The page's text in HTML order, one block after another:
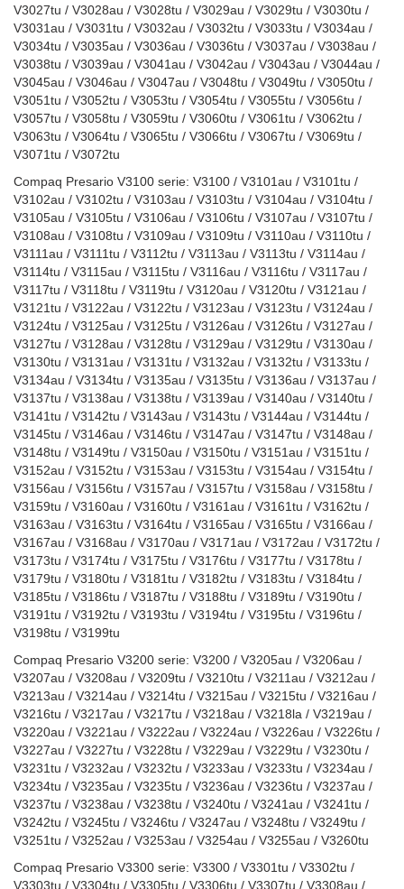
V3027tu / V3028au / V3028tu / V3029au / V3029tu / V3030tu /
V3031au / V3031tu / V3032au / V3032tu / V3033tu / V3034au /
V3034tu / V3035au / V3036au / V3036tu / V3037au / V3038au /
V3038tu / V3039au / V3041au / V3042au / V3043au / V3044au /
V3045au / V3046au / V3047au / V3048tu / V3049tu / V3050tu /
V3051tu / V3052tu / V3053tu / V3054tu / V3055tu / V3056tu /
V3057tu / V3058tu / V3059tu / V3060tu / V3061tu / V3062tu /
V3063tu / V3064tu / V3065tu / V3066tu / V3067tu / V3069tu /
V3071tu / V3072tu
Compaq Presario V3100 serie: V3100 / V3101au / V3101tu /
V3102au / V3102tu / V3103au / V3103tu / V3104au / V3104tu /
V3105au / V3105tu / V3106au / V3106tu / V3107au / V3107tu /
V3108au / V3108tu / V3109au / V3109tu / V3110au / V3110tu /
V3111au / V3111tu / V3112tu / V3113au / V3113tu / V3114au /
V3114tu / V3115au / V3115tu / V3116au / V3116tu / V3117au /
V3117tu / V3118tu / V3119tu / V3120au / V3120tu / V3121au /
V3121tu / V3122au / V3122tu / V3123au / V3123tu / V3124au /
V3124tu / V3125au / V3125tu / V3126au / V3126tu / V3127au /
V3127tu / V3128au / V3128tu / V3129au / V3129tu / V3130au /
V3130tu / V3131au / V3131tu / V3132au / V3132tu / V3133tu /
V3134au / V3134tu / V3135au / V3135tu / V3136au / V3137au /
V3137tu / V3138au / V3138tu / V3139au / V3140au / V3140tu /
V3141tu / V3142tu / V3143au / V3143tu / V3144au / V3144tu /
V3145tu / V3146au / V3146tu / V3147au / V3147tu / V3148au /
V3148tu / V3149tu / V3150au / V3150tu / V3151au / V3151tu /
V3152au / V3152tu / V3153au / V3153tu / V3154au / V3154tu /
V3156au / V3156tu / V3157au / V3157tu / V3158au / V3158tu /
V3159tu / V3160au / V3160tu / V3161au / V3161tu / V3162tu /
V3163au / V3163tu / V3164tu / V3165au / V3165tu / V3166au /
V3167au / V3168au / V3170au / V3171au / V3172au / V3172tu /
V3173tu / V3174tu / V3175tu / V3176tu / V3177tu / V3178tu /
V3179tu / V3180tu / V3181tu / V3182tu / V3183tu / V3184tu /
V3185tu / V3186tu / V3187tu / V3188tu / V3189tu / V3190tu /
V3191tu / V3192tu / V3193tu / V3194tu / V3195tu / V3196tu /
V3198tu / V3199tu
Compaq Presario V3200 serie: V3200 / V3205au / V3206au /
V3207au / V3208au / V3209tu / V3210tu / V3211au / V3212au /
V3213au / V3214au / V3214tu / V3215au / V3215tu / V3216au /
V3216tu / V3217au / V3217tu / V3218au / V3218la / V3219au /
V3220au / V3221au / V3222au / V3224au / V3226au / V3226tu /
V3227au / V3227tu / V3228tu / V3229au / V3229tu / V3230tu /
V3231tu / V3232au / V3232tu / V3233au / V3233tu / V3234au /
V3234tu / V3235au / V3235tu / V3236au / V3236tu / V3237au /
V3237tu / V3238au / V3238tu / V3240tu / V3241au / V3241tu /
V3242tu / V3245tu / V3246tu / V3247au / V3248tu / V3249tu /
V3251tu / V3252au / V3253au / V3254au / V3255au / V3260tu
Compaq Presario V3300 serie: V3300 / V3301tu / V3302tu /
V3303tu / V3304tu / V3305tu / V3306tu / V3307tu / V3308au /